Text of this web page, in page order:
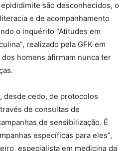
são desconhecidos, o
e de acompanhamento
o inquérito “Atitudes em
realizado pela GFK em
homens afirmam nunca ter
desde cedo, de protocolos
de consultas de
de sensibilização. É
específicas para eles”,
especialista em medicina da